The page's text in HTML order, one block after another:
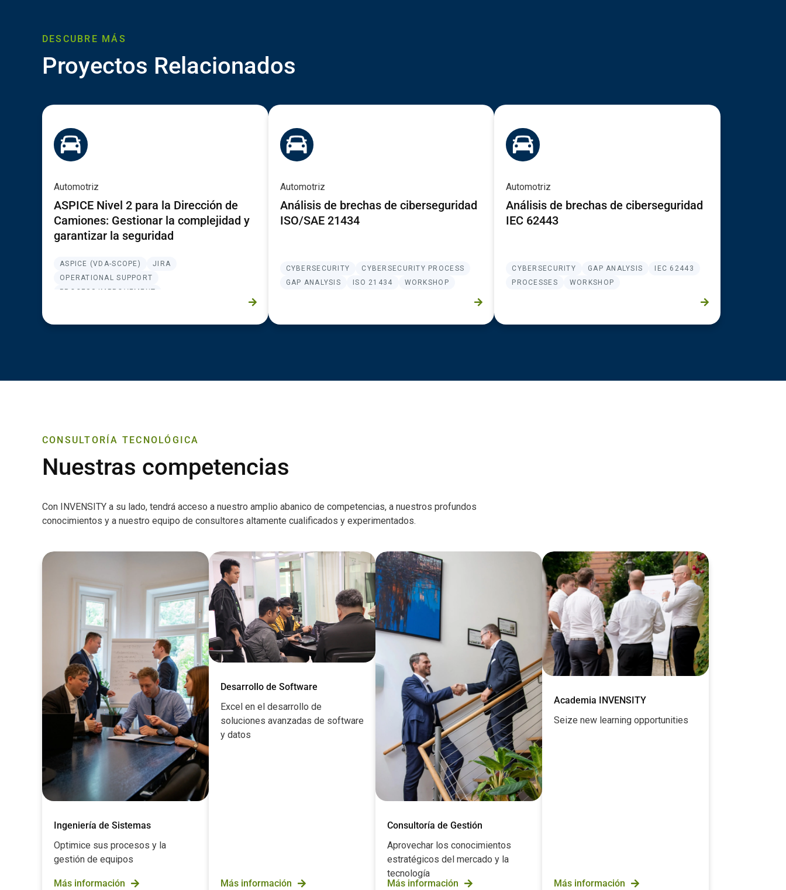
DESCUBRE MÁS
Proyectos Relacionados
Automotriz
ASPICE Nivel 2 para la Dirección de
Camiones: Gestionar la complejidad y
garantizar la seguridad
ASPICE (VDA-SCOPE)
JIRA
OPERATIONAL SUPPORT
PROCESS IMPROVEMENT
Automotriz
Análisis de brechas de ciberseguridad
ISO/SAE 21434
CYBERSECURITY
CYBERSECURITY PROCESS
GAP ANALYSIS
ISO 21434 WORKSHOP
Automotriz
Análisis de brechas de ciberseguridad
IEC 62443
CYBERSECURITY GAP ANALYSIS
IEC 62443
PROCESSES
WORKSHOP
CONSULTORÍA TECNOLÓGICA
Nuestras competencias
Con INVENSITY a su lado, tendrá acceso a nuestro amplio abanico de competencias, a nuestros profundos
conocimientos y a nuestro equipo de consultores altamente cualificados y experimentados.
Ingeniería de Sistemas
Optimice sus procesos y la
gestión de equipos
Más información
Desarrollo de Software
Excel en el desarrollo de
soluciones avanzadas de software
y datos
Más información
Consultoría de Gestión
Aprovechar los conocimientos
estratégicos del mercado y la
tecnología
Más información
Academia INVENSITY
Seize new learning opportunities
Más información